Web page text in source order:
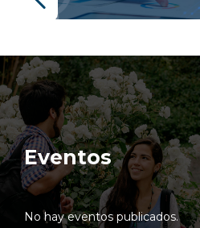
Eventos
No hay eventos publicados.